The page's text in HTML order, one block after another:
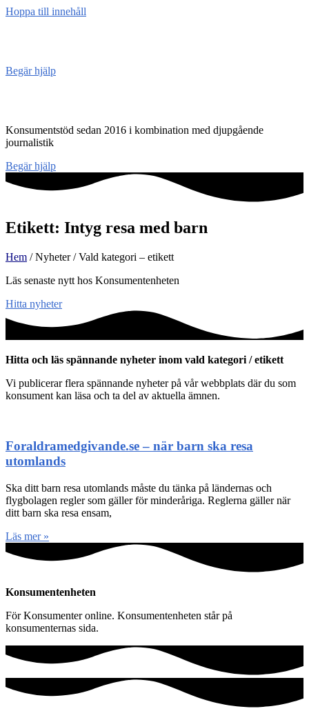
Hoppa till innehåll
Begär hjälp
Konsumentstöd sedan 2016 i kombination med djupgående
journalistik
Begär hjälp
Etikett: Intyg resa med barn
Hem / Nyheter / Vald kategori – etikett
Läs senaste nytt hos Konsumentenheten
Hitta nyheter
Hitta och läs spännande nyheter inom vald kategori / etikett
Vi publicerar flera spännande nyheter på vår webbplats där du som
konsument kan läsa och ta del av aktuella ämnen.
Foraldramedgivande.se – när barn ska resa
utomlands
Ska ditt barn resa utomlands måste du tänka på ländernas och
flygbolagen regler som gäller för minderåriga. Reglerna gäller när
ditt barn ska resa ensam,
Läs mer »
Konsumentenheten
För Konsumenter online. Konsumentenheten står på
konsumenternas sida.